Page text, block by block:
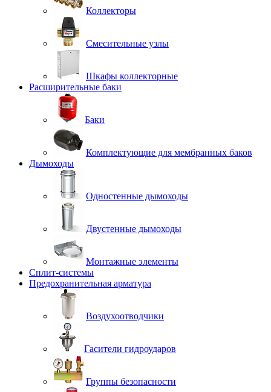
Коллекторы
Смесительные узлы
Шкафы коллекторные
Расширительные баки
Баки
Комплектующие для мембранных баков
Дымоходы
Одностенные дымоходы
Двустенные дымоходы
Монтажные элементы
Сплит-системы
Предохранительная арматура
Воздухоотводчики
Гасители гидроударов
Группы безопасности